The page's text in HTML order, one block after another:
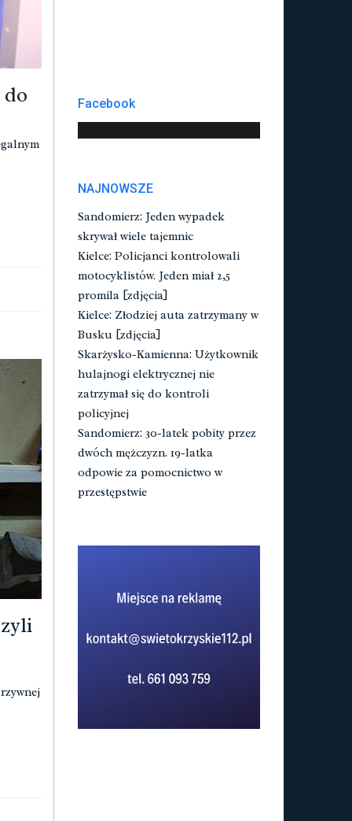
Facebook
NAJNOWSZE
Sandomierz: Jeden wypadek
skrywał wiele tajemnic
Kielce: Policjanci kontrolowali
motocyklistów. Jeden miał 2,5
promila [zdjęcia]
Kielce: Złodziej auta zatrzymany w
Busku [zdjęcia]
Skarżysko-Kamienna: Użytkownik
hulajnogi elektrycznej nie
zatrzymał się do kontroli
policyjnej
Sandomierz: 30-latek pobity przez
dwóch mężczyzn. 19-latka
odpowie za pomocnictwo w
przestępstwie